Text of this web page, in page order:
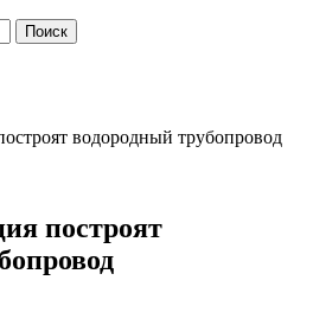
водородный трубопровод
построят